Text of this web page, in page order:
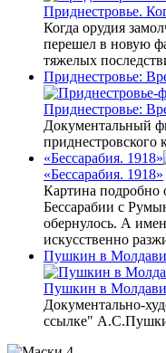
Приднестровье.
Когда орудия
перешел в новую
тяжелых
Приднестровье:
Приднестровье:
Документальный
приднестровского
«Бессарабия. 1918»
«Бессарабия. 1918»
Картина подробно
Бессарабии с
обернулось. А
искусственно
Пушкин в
Пушкин в
Документально-
ссылке"